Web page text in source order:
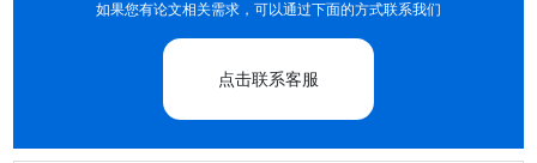
如果您有论文相关需求，可以通过下面的方式联系我们
点击联系客服